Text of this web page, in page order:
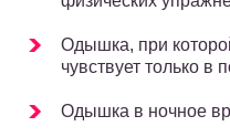
Одышка, при
чувствует только в
Одышка в ночное